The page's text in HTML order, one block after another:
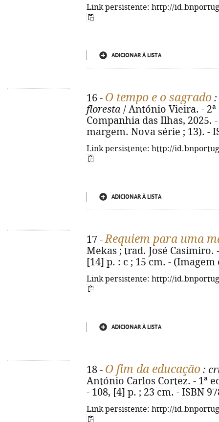
Link persistente: http://
ADICIONAR À LISTA
16 - O tempo e o sagrado :
floresta / António Vieira. - 2ª
Companhia das Ilhas, 2025.
margem. Nova série ; 13). -
Link persistente: http://
ADICIONAR À LISTA
17 -Requiem para uma
Mekas ; trad. José Casimiro.
[14] p. : c ; 15 cm. -
Link persistente: http://
ADICIONAR À LISTA
18 - O fim da educação :
António Carlos Cortez. - 1ª
- 108, [4] p. ; 23 cm. - ISBN
Link persistente: http://